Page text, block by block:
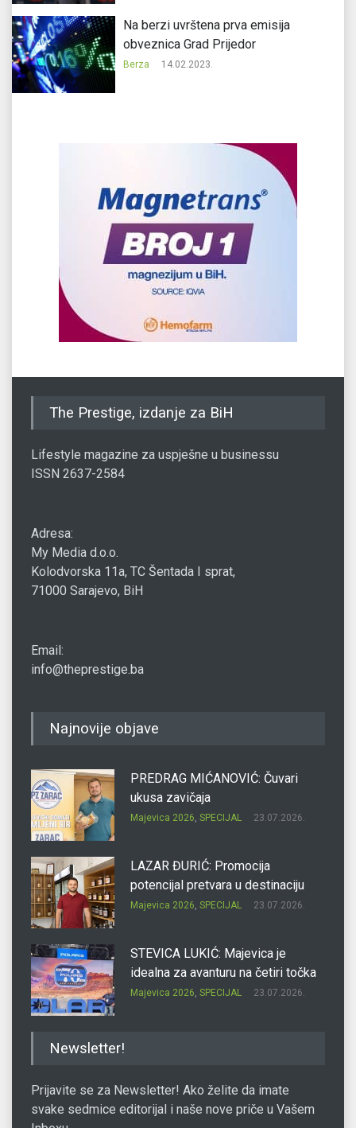
Na berzi uvrštena prva emisija
obveznica Grad Prijedor
Berza 14.02.2023.
The Prestige, izdanje za BiH
Lifestyle magazine za uspješne u businessu
ISSN 2637-2584
Adresa:
My Media d.o.o.
Kolodvorska 11a, TC Šentada I sprat,
71000 Sarajevo, BiH
Email:
info@theprestige.ba
Najnovije objave
PREDRAG MIĆANOVIĆ: Čuvari
ukusa zavičaja
Majevica 2026, SPECIJAL 23.07.2026.
LAZAR ĐURIĆ: Promocija
potencijal pretvara u destinaciju
Majevica 2026, SPECIJAL 23.07.2026.
STEVICA LUKIĆ: Majevica je
idealna za avanturu na četiri točka
Majevica 2026, SPECIJAL 23.07.2026.
Newsletter!
Prijavite se za Newsletter! Ako želite da imate
svake sedmice editorijal i naše nove priče u Vašem